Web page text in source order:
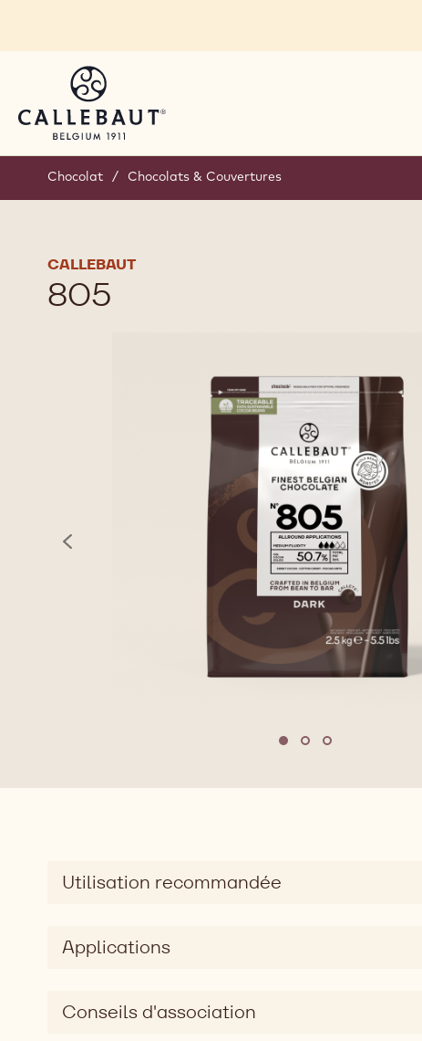
Chocolat / Chocolats & Couvertures
CALLEBAUT
805
previous
Move to slide 1
Move to slide 2
Move to slide 3
Utilisation recommandée
Applications
Conseils d'association